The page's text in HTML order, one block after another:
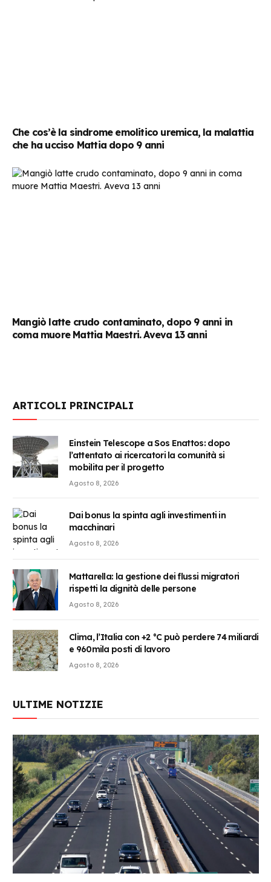
Che cos’è la sindrome emolitico uremica, la malattia
che ha ucciso Mattia dopo 9 anni
Mangiò latte crudo contaminato, dopo 9 anni in
coma muore Mattia Maestri. Aveva 13 anni
ARTICOLI PRINCIPALI
Einstein Telescope a Sos Enattos: dopo
l’attentato ai ricercatori la comunità si
mobilita per il progetto
Agosto 8, 2026
Dai bonus la spinta agli investimenti in
macchinari
Agosto 8, 2026
Mattarella: la gestione dei flussi migratori
rispetti la dignità delle persone
Agosto 8, 2026
Clima, l’Italia con +2 °C può perdere 74 miliardi
e 960mila posti di lavoro
Agosto 8, 2026
ULTIME NOTIZIE